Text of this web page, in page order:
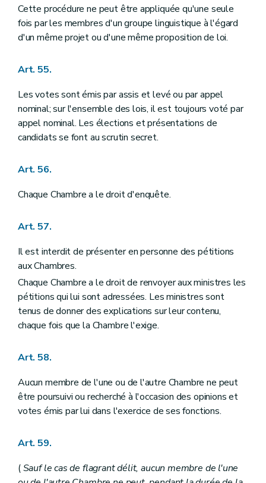
Cette procédure ne peut être appliquée qu'une seule
fois par les membres d'un groupe linguistique à l'égard
d'un même projet ou d'une même proposition de loi.
Art. 55.
Les votes sont émis par assis et levé ou par appel
nominal; sur l'ensemble des lois, il est toujours voté par
appel nominal. Les élections et présentations de
candidats se font au scrutin secret.
Art. 56.
Chaque Chambre a le droit d'enquête.
Art. 57.
Il est interdit de présenter en personne des pétitions
aux Chambres.
Chaque Chambre a le droit de renvoyer aux ministres les
pétitions qui lui sont adressées. Les ministres sont
tenus de donner des explications sur leur contenu,
chaque fois que la Chambre l'exige.
Art. 58.
Aucun membre de l'une ou de l'autre Chambre ne peut
être poursuivi ou recherché à l'occasion des opinions et
votes émis par lui dans l'exercice de ses fonctions.
Art. 59.
(Sauf le cas de flagrant délit, aucun membre de l'une